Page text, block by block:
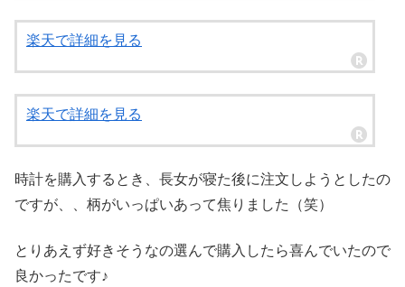
楽天で詳細を見る
楽天で詳細を見る
時計を購入するとき、長女が寝た後に注文しようとしたの
ですが、、柄がいっぱいあって焦りました（笑）
とりあえず好きそうなの選んで購入したら喜んでいたので
良かったです♪